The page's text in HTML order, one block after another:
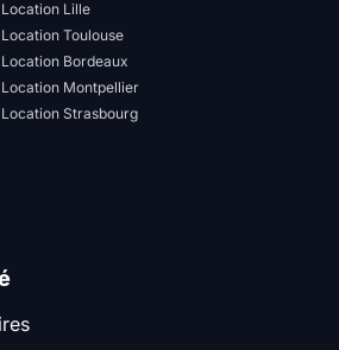
Location Lille
Location Toulouse
Location Bordeaux
Location Montpellier
Location Strasbourg